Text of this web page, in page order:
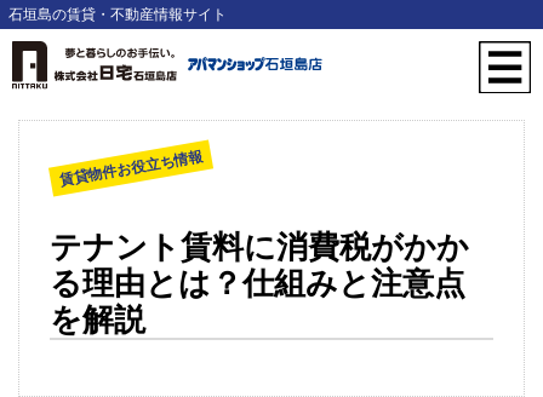
石垣島の賃貸・不動産情報サイト
賃貸物件お役立ち情報
テナント賃料に消費税がかか
る理由とは？仕組みと注意点
を解説